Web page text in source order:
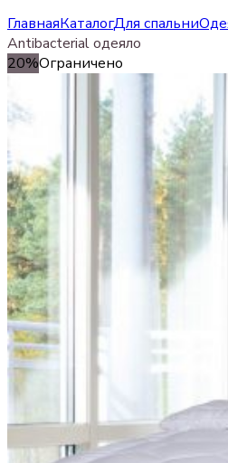
ГлавнаяКаталогДля спальни
Antibacterial одеяло
20%Ограничено